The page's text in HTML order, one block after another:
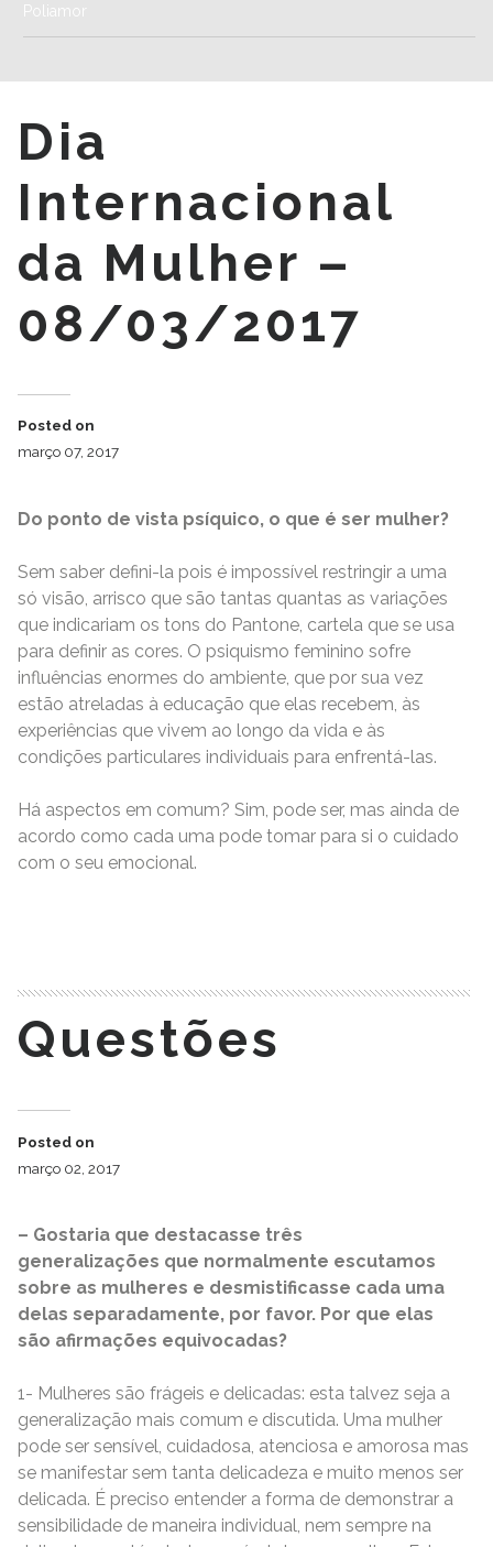
Poliamor
Dia
Internacional
da Mulher –
08/03/2017
Posted on
março 07, 2017
Do ponto de vista psíquico, o que é ser mulher?
Sem saber defini-la pois é impossível restringir a uma
só visão, arrisco que são tantas quantas as variações
que indicariam os tons do Pantone, cartela que se usa
para definir as cores. O psiquismo feminino sofre
influências enormes do ambiente, que por sua vez
estão atreladas à educação que elas recebem, às
experiências que vivem ao longo da vida e às
condições particulares individuais para enfrentá-las.
Há aspectos em comum? Sim, pode ser, mas ainda de
acordo como cada uma pode tomar para si o cuidado
com o seu emocional.
Questões
Posted on
março 02, 2017
– Gostaria que destacasse três
generalizações que normalmente escutamos
sobre as mulheres e desmistificasse cada uma
delas separadamente, por favor. Por que elas
são afirmações equivocadas?
1- Mulheres são frágeis e delicadas: esta talvez seja a
generalização mais comum e discutida. Uma mulher
pode ser sensível, cuidadosa, atenciosa e amorosa mas
se manifestar sem tanta delicadeza e muito menos ser
delicada. É preciso entender a forma de demonstrar a
sensibilidade de maneira individual, nem sempre na